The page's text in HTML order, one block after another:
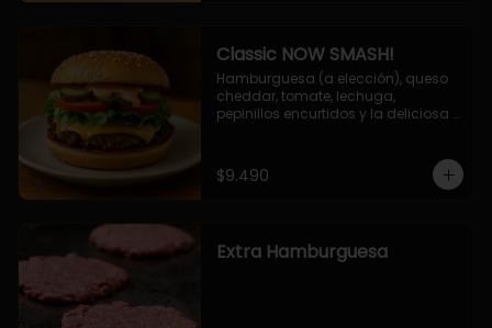
Classic NOW SMASH!
Hamburguesa (a elección), queso
cheddar, tomate, lechuga,
pepinillos encurtidos y la deliciosa
$9.490
Extra Hamburguesa